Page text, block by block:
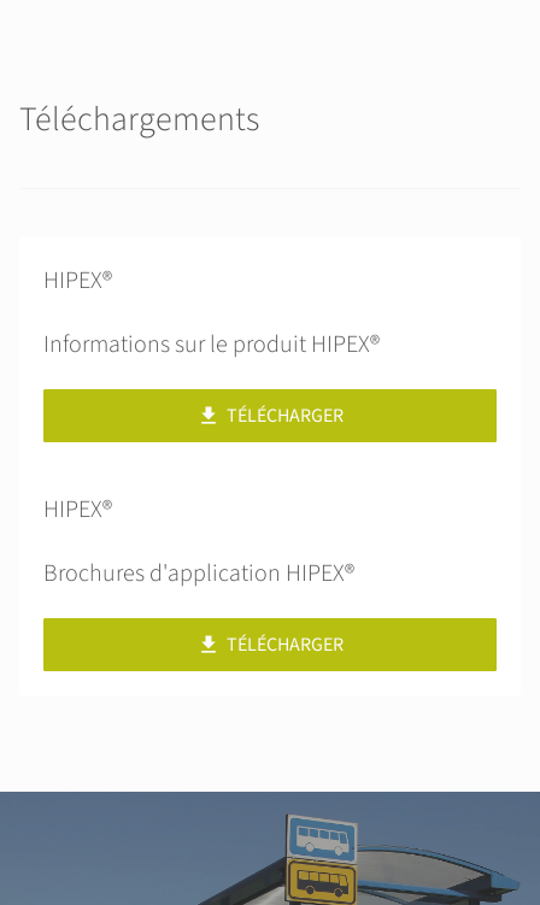
Téléchargements
HIPEX®
Informations sur le produit HIPEX®
TÉLÉCHARGER
HIPEX®
Brochures d'application HIPEX®
TÉLÉCHARGER